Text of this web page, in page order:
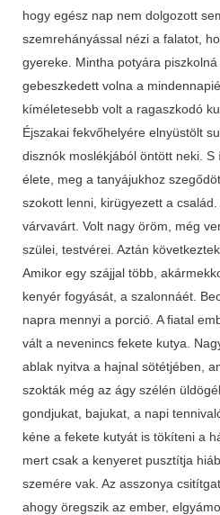
hogy egész nap nem dolgozott
szemre­hányással nézi a falatot,
gyereke. Mintha potyára
gebeszkedett volna a
kíméletesebb volt a ragaszkodó
Éjszakai fekvőhelyére elnyüstölt
disznók mos­lékjából öntött neki.
élete, meg a tanyájukhoz
szokott lenni, kirügyezett a
várvavárt. Volt nagy öröm, még
szülei, testvérei. Aztán
Amikor egy szájjal több,
kenyér fogyását, a szalonnáét.
napra mennyi a porció. A fiatal
vált a nevenincs fekete kutya.
ablak nyitva a hajnal sötétjében,
szokták még az ágy szélén
gondjukat, bajukat, a napi
kéne a fekete kutyát is tökíteni a
mert csak a kenyeret pusztítja
szemére vak. Az asszonya
ahogy öregszik az ember,